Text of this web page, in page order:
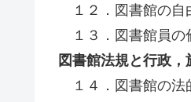
１２．図書館の自
１３．図書館員の
図書館法規と行政，
１４．図書館の法